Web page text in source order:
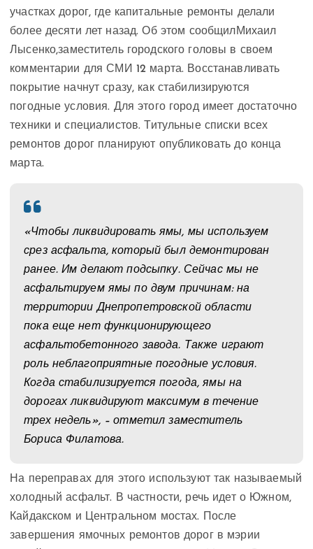
участках дорог, где капитальные ремонты делали
более десяти лет назад. Об этом сообщилМихаил
Лысенко,заместитель городского головы в своем
комментарии для СМИ 12 марта. Восстанавливать
покрытие начнут сразу, как стабилизируются
погодные условия. Для этого город имеет достаточно
техники и специалистов. Титульные списки всех
ремонтов дорог планируют опубликовать до конца
марта.
«Чтобы ликвидировать ямы, мы используем
срез асфальта, который был демонтирован
ранее. Им делают подсыпку. Сейчас мы не
асфальтируем ямы по двум причинам: на
территории Днепропетровской области
пока еще нет функционирующего
асфальтобетонного завода. Также играют
роль неблагоприятные погодные условия.
Когда стабилизируется погода, ямы на
дорогах ликвидируют максимум в течение
трех недель», – отметил заместитель
Бориса Филатова.
На переправах для этого используют так называемый
холодный асфальт. В частности, речь идет о Южном,
Кайдакском и Центральном мостах. После
завершения ямочных ремонтов дорог в мэрии